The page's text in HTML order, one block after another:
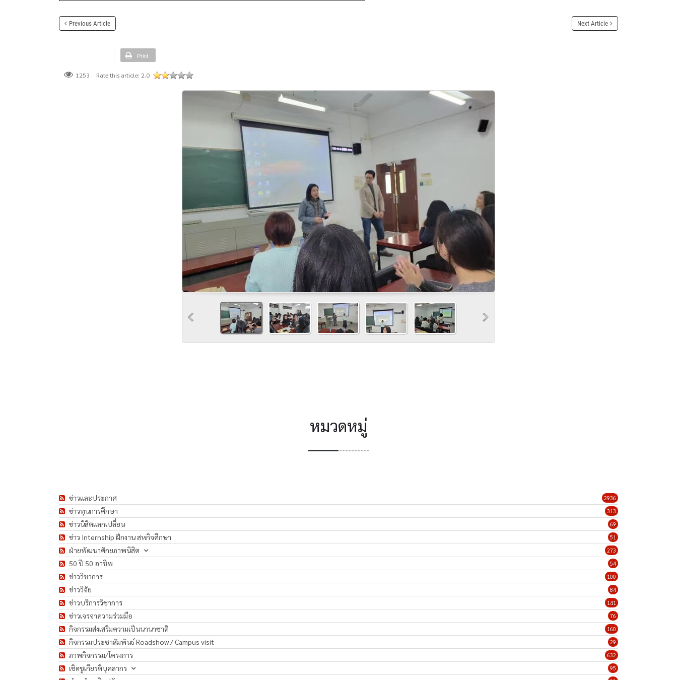
Previous Article Next Article
Print
1253 Rate this article: 2.0
หมวดหมู่
2936
ข่าวและประกาศ
313
ข่าวทุนการศึกษา
69
ข่าวนิสิตแลกเปลี่ยน
51
ข่าว Internship ฝึกงาน สหกิจศึกษา
273
ฝ่ายพัฒนาศักยภาพนิสิต
54
50 ปี 50 อาชีพ
100
ข่าววิชาการ
84
ข่าววิจัย
141
ข่าวบริการวิชาการ
76
ข่าวเจรจาความร่วมมือ
160
กิจกรรมส่งเสริมความเป็นนานาชาติ
29
กิจกรรมประชาสัมพันธ์ Roadshow / Campus visit
632
ภาพกิจกรรม/โครงการ
95
เชิดชูเกียรติบุคลากร